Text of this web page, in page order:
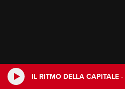
IL RITMO DELLA CAPITALE -